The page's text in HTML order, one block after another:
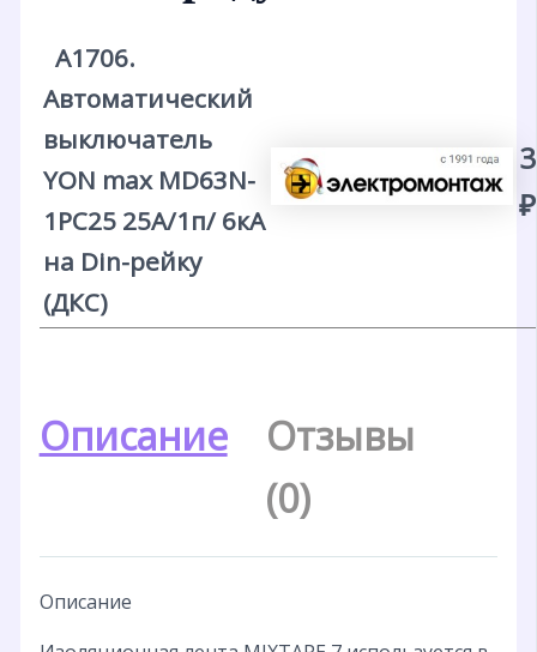
А1706.
Автоматический
выключатель
YON max MD63N-
1PC25 25А/1п/ 6кА
на Din-рейку
(ДКС)
₽
Описание
Отзывы
(0)
Описание